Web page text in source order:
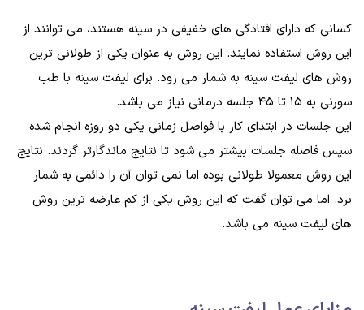
کسانی که دارای افتادگی‌ های خفیفی در سینه‌ هستند، می‌ توانند از
این روش استفاده نمایند. این روش به عنوان یکی از طولانی‌ ترین
روش‌ های لیفت سینه به شمار می رود. برای لیفت سینه‌ با طب
سورنی به ۱۵ تا ۴۵ جلسه درمانی نیاز می باشد.
این جلسات در ابتدای کار با فواصل زمانی یکی دو روزه انجام شده
سپس فاصله جلسات بیشتر می‌ شود تا نتایج ماندگارتر گردند. نتایج
این روش معمولا طولانی بوده اما نمی‌ توان آن را دائمی به شمار
برد. اما می توان گفت که این روش یکی از کم عارضه‌ ترین روش‌
های لیفت سینه می باشد.